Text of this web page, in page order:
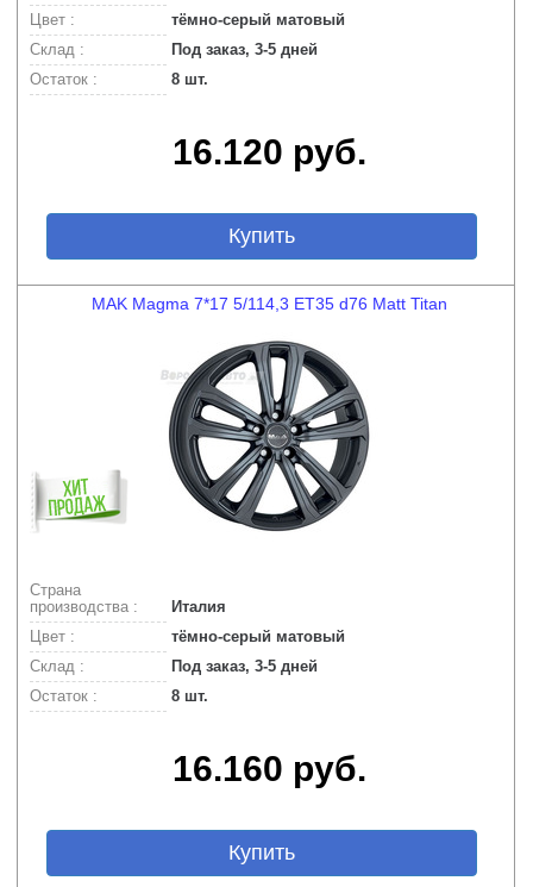
Цвет :
тёмно-серый матовый
Склад :
Под заказ, 3-5 дней
Остаток :
8 шт.
16.120 руб.
Купить
MAK Magma 7*17 5/114,3 ET35 d76 Matt Titan
Страна
производства :
Италия
Цвет :
тёмно-серый матовый
Склад :
Под заказ, 3-5 дней
Остаток :
8 шт.
16.160 руб.
Купить